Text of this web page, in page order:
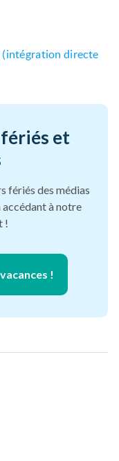
(intégration directe
et
fériés des médias
à notre
!
!